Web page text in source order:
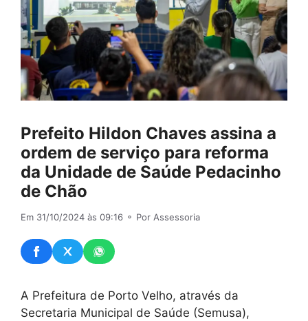
Prefeito Hildon Chaves assina a
ordem de serviço para reforma
da Unidade de Saúde Pedacinho
de Chão
Em 31/10/2024 às 09:16 ⚬ Por Assessoria
A Prefeitura de Porto Velho, através da
Secretaria Municipal de Saúde (Semusa),